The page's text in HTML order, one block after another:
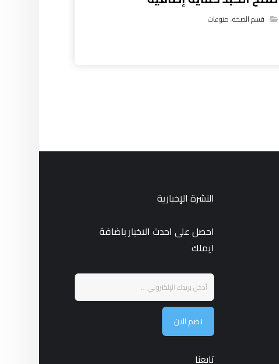
قسم الصحه,منوعات
النشرة الإخبارية
احصل على احدث الاخبار باضافة
ايملك
نضم الان
تابعنا